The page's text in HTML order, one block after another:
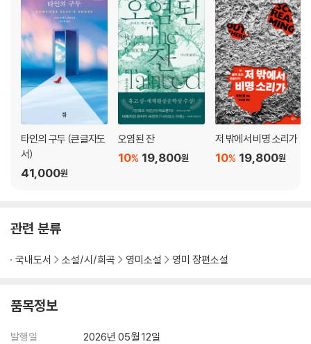
타인의 구두 (큰글자도
서)
41,000원
오염된 잔
19,800원
10%
저 밖에서 비명 소리가
19,800원
10%
관련 분류
국내도서 소설/시/희곡 영미소설 영미 장편소설
품목정보
발행일
2026년 05월 12일